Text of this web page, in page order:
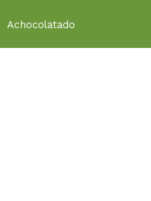
Achocolatado